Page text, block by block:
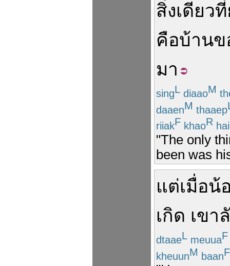
สิ่งเดียวที่
คือบ้านข
มา
singL diaaoM
daaenM thaaep
riiakF khaoR hai
"The only
been was
แต่เมื่อน้
เกิด เขา
dtaaeL meuuaF
kheuunM baanF